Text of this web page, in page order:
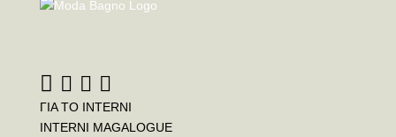
ΓΙΑ ΤΟ INTERNI
INTERNI MAGALOGUE